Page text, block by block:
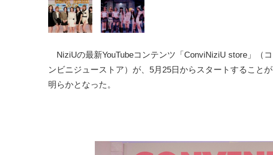
NiziUの最新YouTubeコンテンツ「ConviNiziU store」（コ
ンビニジューストア）が、5月25日からスタートすることが
明らかとなった。